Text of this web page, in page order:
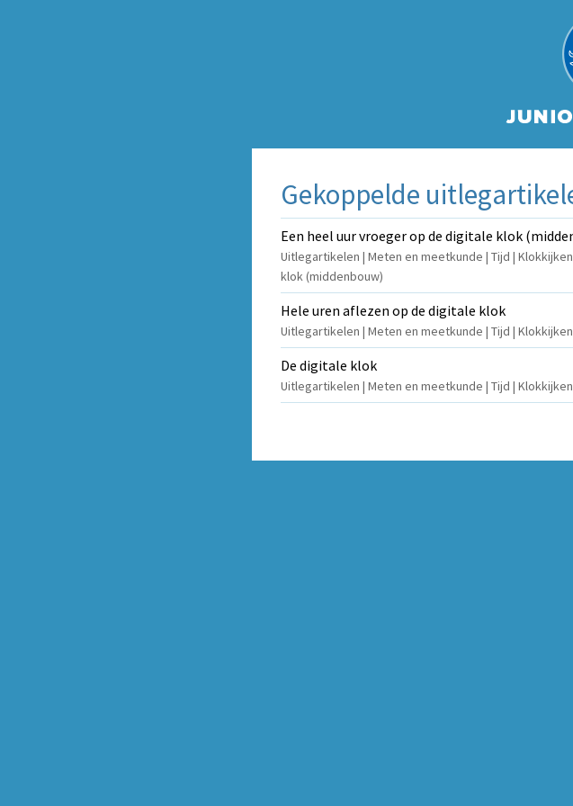
Gekoppelde
Een heel uur vroeger op de digitale klok
Uitlegartikelen | Meten en meetkunde | Tijd |
klok (middenbouw)
Hele uren aflezen op de digitale klok
Uitlegartikelen | Meten en meetkunde | Tijd |
De digitale klok
Uitlegartikelen | Meten en meetkunde | Tijd |